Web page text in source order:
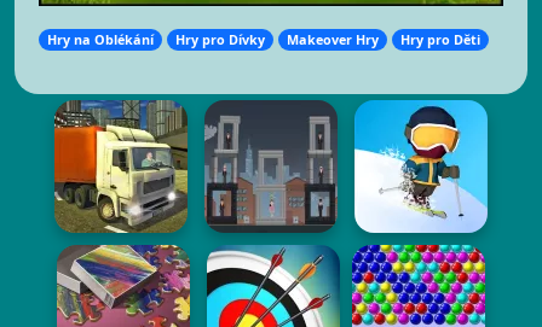
Hry na Oblékání Hry pro Dívky Makeover Hry Hry pro Děti